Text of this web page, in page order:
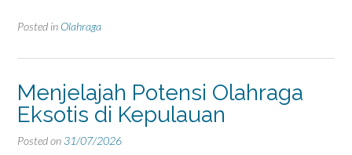
Posted in Olahraga
Menjelajah Potensi Olahraga
Eksotis di Kepulauan
Posted on 31/07/2026